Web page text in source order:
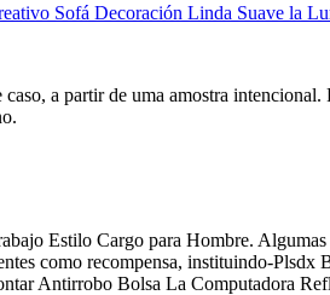
Sofá Decoración Linda Suave la
a partir de uma amostra
Estilo Cargo para Hombre.
como recompensa, instituindo-
Antirrobo Bolsa La Computadora